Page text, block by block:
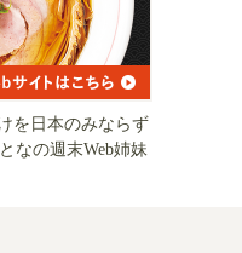
を日本のみならず
なの週末Web姉妹